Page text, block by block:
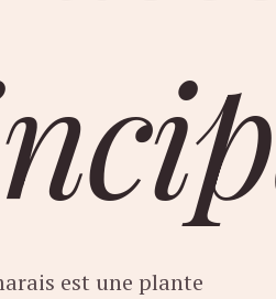
est une plante